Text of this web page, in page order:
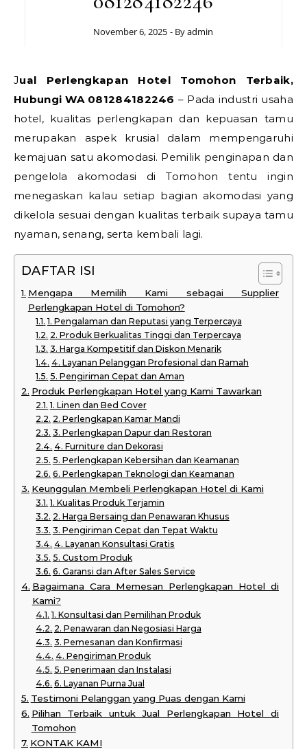
November 6, 2025 - Byadmin
Jual Perlengkapan Hotel Tomohon Terbaik,
Hubungi WA 081284182246 – Pada industri usaha
hotel, kualitas perlengkapan dan kepuasan tamu
merupakan aspek krusial dalam mempengaruhi
kemajuan satu akomodasi. Pemilik penginapan dan
pengelola akomodasi di Tomohon tentu ingin
menegaskan kalau setiap bagian akomodasi yang
dikelola sesuai dengan kualitas terbaik supaya tamu
nyaman, senang, serta kembali lagi.
DAFTAR ISI
Mengapa Memilih Kami sebagai Supplier
Perlengkapan Hotel di Tomohon?
1. Pengalaman dan Reputasi yang Terpercaya
2. Produk Berkualitas Tinggi dan Terpercaya
3. Harga Kompetitif dan Diskon Menarik
4. Layanan Pelanggan Profesional dan Ramah
5. Pengiriman Cepat dan Aman
Produk Perlengkapan Hotel yang Kami Tawarkan
1. Linen dan Bed Cover
2. Perlengkapan Kamar Mandi
3. Perlengkapan Dapur dan Restoran
4. Furniture dan Dekorasi
5. Perlengkapan Kebersihan dan Keamanan
6. Perlengkapan Teknologi dan Keamanan
Keunggulan Membeli Perlengkapan Hotel di Kami
1. Kualitas Produk Terjamin
2. Harga Bersaing dan Penawaran Khusus
3. Pengiriman Cepat dan Tepat Waktu
4. Layanan Konsultasi Gratis
5. Custom Produk
6. Garansi dan After Sales Service
Bagaimana Cara Memesan Perlengkapan Hotel di
Kami?
1. Konsultasi dan Pemilihan Produk
2. Penawaran dan Negosiasi Harga
3. Pemesanan dan Konfirmasi
4. Pengiriman Produk
5. Penerimaan dan Instalasi
6. Layanan Purna Jual
Testimoni Pelanggan yang Puas dengan Kami
Pilihan Terbaik untuk Jual Perlengkapan Hotel di
Tomohon
KONTAK KAMI